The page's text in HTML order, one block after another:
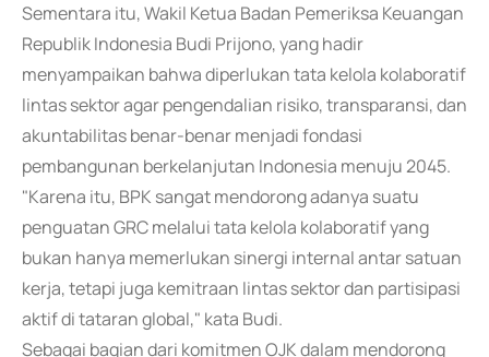
Sementara itu, Wakil Ketua Badan Pemeriksa Keuangan
Republik Indonesia Budi Prijono, yang hadir
menyampaikan bahwa diperlukan tata kelola kolaboratif
lintas sektor agar pengendalian risiko, transparansi, dan
akuntabilitas benar-benar menjadi fondasi
pembangunan berkelanjutan Indonesia menuju 2045.
"Karena itu, BPK sangat mendorong adanya suatu
penguatan GRC melalui tata kelola kolaboratif yang
bukan hanya memerlukan sinergi internal antar satuan
kerja, tetapi juga kemitraan lintas sektor dan partisipasi
aktif di tataran global," kata Budi.
Sebagai bagian dari komitmen OJK dalam mendorong